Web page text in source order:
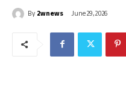
By2wnews June 29, 2026